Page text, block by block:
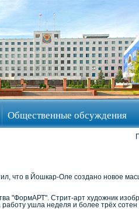
Общественные обсуждения
что в Йошкар-Оле создано новое
"ФормАРТ". Стрит-арт художник
ушла неделя и более трёх сотен